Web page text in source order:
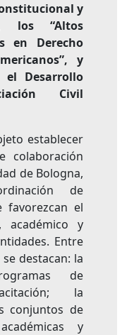
y
los “Altos
en Derecho
y
Desarrollo
Civil
establecer
colaboración
de Bologna,
de
favorezcan el
académico y
Entre
destacan: la
de
la
conjuntos de
y